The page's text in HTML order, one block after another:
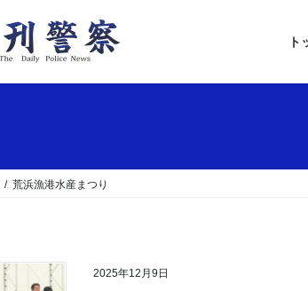
ト
荒浜漁港水産まつり
2025年12月9日